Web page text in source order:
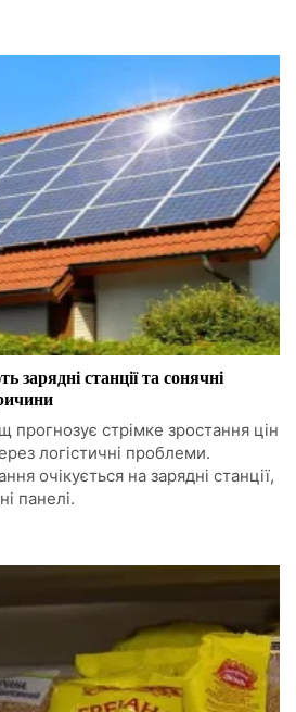
станції та сонячні
прогнозує стрімке зростання цін
логістичні проблеми.
очікується на зарядні станції,
панелі.